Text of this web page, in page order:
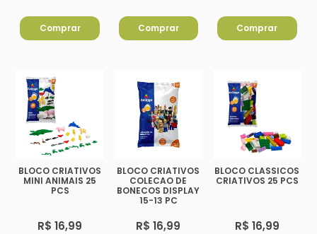
Comprar Comprar Comprar
BLOCO CRIATIVOS
MINI ANIMAIS 25
PCS
R$ 16,99
BLOCO CRIATIVOS
COLECAO DE
BONECOS DISPLAY
15-13 PC
R$ 16,99
BLOCO CLASSICOS
CRIATIVOS 25 PCS
R$ 16,99